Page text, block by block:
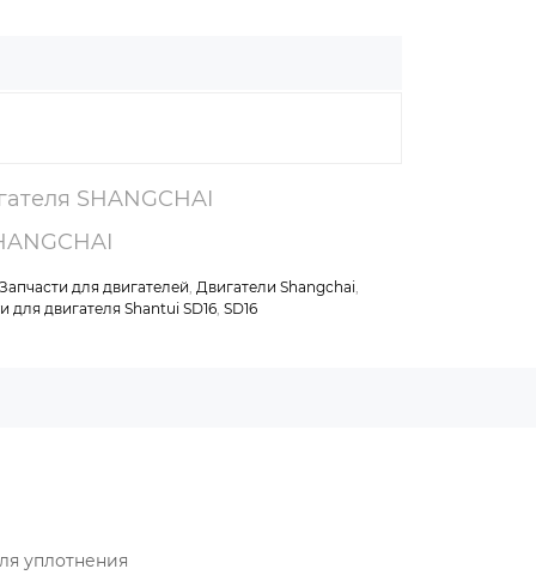
SHANGCHAI
Запчасти для двигателей Двигатели Shangchai
для двигателя Shantui SD16 SD16
уплотнения